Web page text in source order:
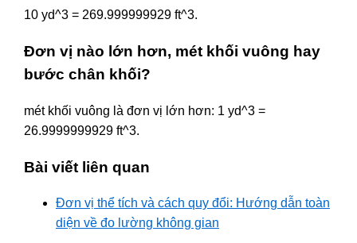
10 yd^3 = 269.999999929 ft^3.
Đơn vị nào lớn hơn, mét khối vuông hay
bước chân khối?
mét khối vuông là đơn vị lớn hơn: 1 yd^3 =
26.9999999929 ft^3.
Bài viết liên quan
Đơn vị thể tích và cách quy đổi: Hướng dẫn toàn
diện về đo lường không gian